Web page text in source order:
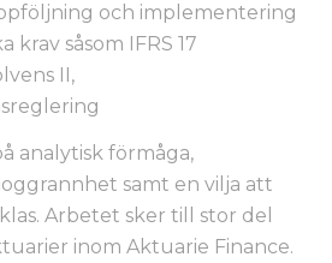
och implementering
krav såsom IFRS 17
II,
analytisk förmåga,
samt en vilja att
Arbetet sker till stor del
inom Aktuarie Finance.